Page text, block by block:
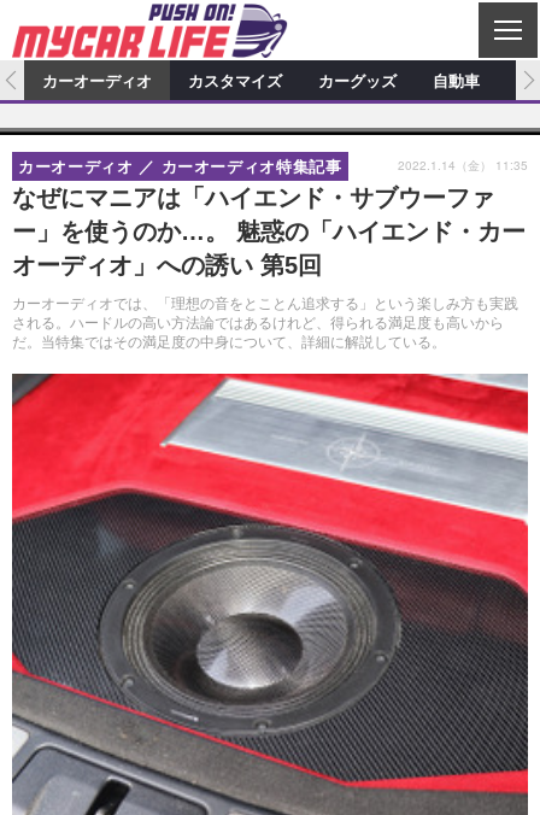
C
L
S
E
カーオーディオ
特集記事 新製品情報
プロショップ検索 ショップ訪問記
カーオーディオニュース デモカー製作記
その他
カスタマイズ
カスタマイズ特集記事 カスタマイズ新製品情報
カスタマイズニュース
カーグッズ
カーグッズ特集記事 カーグッズ新製品情報
カーグッズニュース
自動車
スクープ
カーオーディオ カスタマイズ カーグッズ 自動車
なぜにマニアは「ハイエンド・サブウーファ
ー」を使うのか…。 魅惑の「ハイエンド・カー
オーディオ」への誘い 第5回
カーオーディオでは、「理想の音をとことん追求する」という楽しみ方も実践
される。ハードルの高い方法論ではあるけれど、得られる満足度も高いから
だ。当特集ではその満足度の中身について、詳細に解説している。
カーオーディオ カーオーディオ特集記事 2022.1.14（金） 11:35